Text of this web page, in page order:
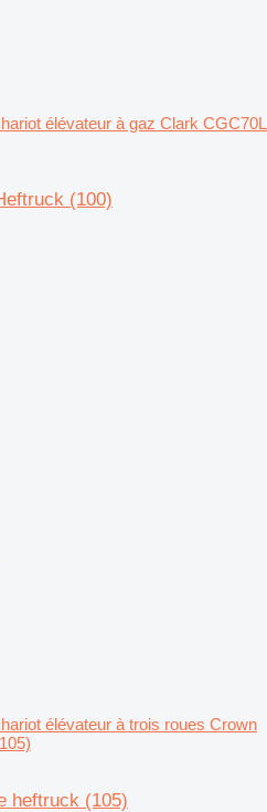
élévateur à gaz Clark CGC70L
(100)
élévateur à trois roues Crown
heftruck (105)